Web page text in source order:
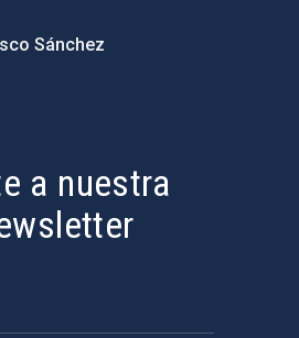
Sánchez
a nuestra